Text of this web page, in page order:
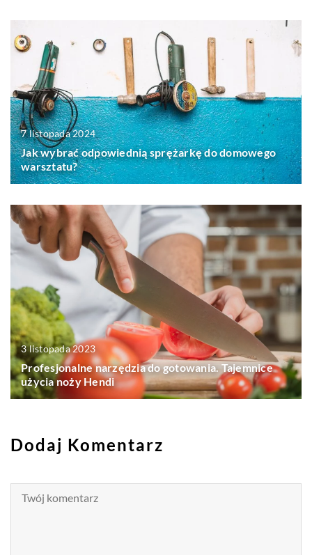
7 listopada 2024
Jak wybrać odpowiednią sprężarkę do domowego
warsztatu?
3 listopada 2023
Profesjonalne narzędzia do gotowania. Tajemnice
użycia noży Hendi
Dodaj Komentarz